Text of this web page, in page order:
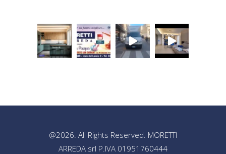
@2026. All Rights Reserved. MORETTI
ARREDA srl P.IVA 01951760444